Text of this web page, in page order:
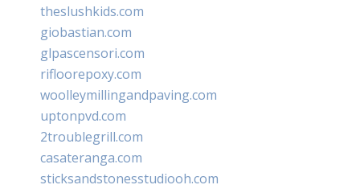
theslushkids.com
giobastian.com
glpascensori.com
rifloorepoxy.com
woolleymillingandpaving.com
uptonpvd.com
2troublegrill.com
casateranga.com
sticksandstonesstudiooh.com